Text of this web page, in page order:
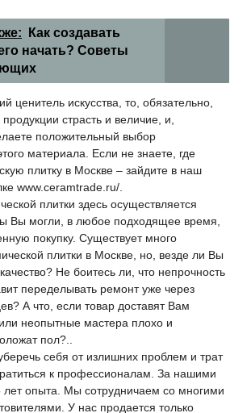
Как создавать
начать? Советы
ценитель искусства, то, обязательно,
страсть и величие, и,
положительный выбор
материала. Если не знаете, где
плитку в Москве – зайдите в наш
www.ceramtrade.ru/.
плитки здесь осуществляется
Вы могли, в любое подходящее время,
покупку. Существует много
плитки в Москве, но, везде ли Вы
Не боитесь ли, что непрочность
переделывать ремонт уже через
А что, если товар доставят Вам
неопытные мастера плохо и
пол?..
себя от излишних проблем и трат
к профессионалам. За нашими
опыта. Мы сотрудничаем со многими
У нас продается только